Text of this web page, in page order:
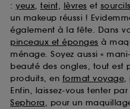
: yeux, teint, lèvres et sourcils
un makeup réussi !
également à la fête. Dans
pinceaux et éponges à
ménage. Soyez aussi «
beauté des ongles, tout est
produits, en format voyage,
Enfin, laissez-vous tenter
Sephora, pour un